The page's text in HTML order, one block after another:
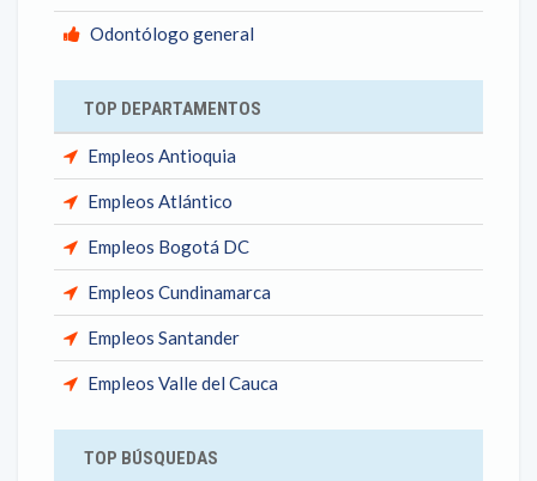
Odontólogo general
TOP DEPARTAMENTOS
Empleos Antioquia
Empleos Atlántico
Empleos Bogotá DC
Empleos Cundinamarca
Empleos Santander
Empleos Valle del Cauca
TOP BÚSQUEDAS